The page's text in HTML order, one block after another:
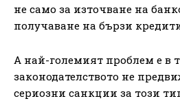
не само за източване на
получаване на бързи
А най-големият проблем е в
законодателството не
сериозни санкции за този